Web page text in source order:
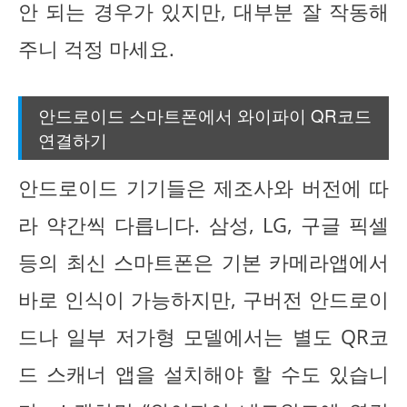
안 되는 경우가 있지만, 대부분 잘 작동해
주니 걱정 마세요.
안드로이드 스마트폰에서 와이파이 QR코드
연결하기
안드로이드 기기들은 제조사와 버전에 따
라 약간씩 다릅니다. 삼성, LG, 구글 픽셀
등의 최신 스마트폰은 기본 카메라앱에서
바로 인식이 가능하지만, 구버전 안드로이
드나 일부 저가형 모델에서는 별도 QR코
드 스캐너 앱을 설치해야 할 수도 있습니